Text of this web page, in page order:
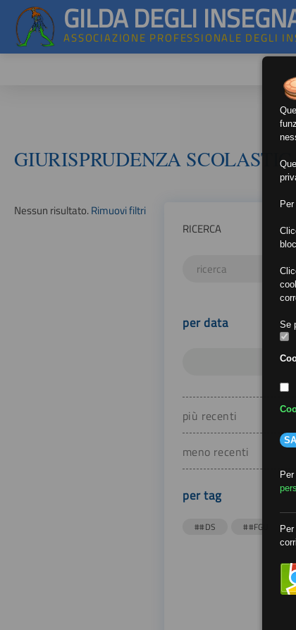
GILDA DEGLI
ASSOCIAZIONE PROFESSIONALE DEGLI
GIURISPRUDENZA
Nessun risultato.Rimuovi filtri
RICERCA
per data
più recenti
meno recenti
per tag
##DS ##FGU
Se